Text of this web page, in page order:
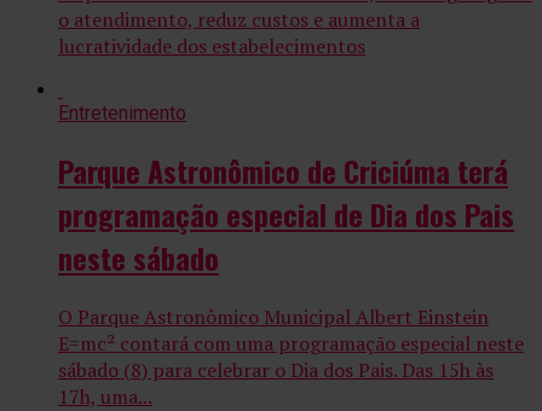
o atendimento, reduz custos e aumenta a
lucratividade dos estabelecimentos
Entretenimento
Parque Astronômico de Criciúma terá
programação especial de Dia dos Pais
neste sábado
O Parque Astronômico Municipal Albert Einstein
E=mc² contará com uma programação especial neste
sábado (8) para celebrar o Dia dos Pais. Das 15h às
17h, uma...